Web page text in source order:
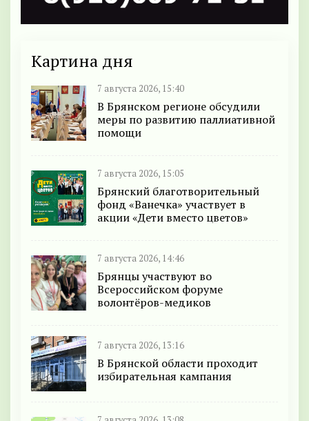
Картина дня
7 августа 2026, 15:40
В Брянском регионе обсудили
меры по развитию паллиативной
помощи
7 августа 2026, 15:05
Брянский благотворительный
фонд «Ванечка» участвует в
акции «Дети вместо цветов»
7 августа 2026, 14:46
Брянцы участвуют во
Всероссийском форуме
волонтёров-медиков
7 августа 2026, 13:16
В Брянской области проходит
избирательная кампания